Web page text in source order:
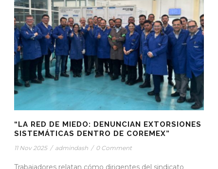
“LA RED DE MIEDO: DENUNCIAN EXTORSIONES
SISTEMÁTICAS DENTRO DE COREMEX”
11 Nov 2025 / admindash / 0 Comment
Trabajadores relatan cómo dirigentes del sindicato